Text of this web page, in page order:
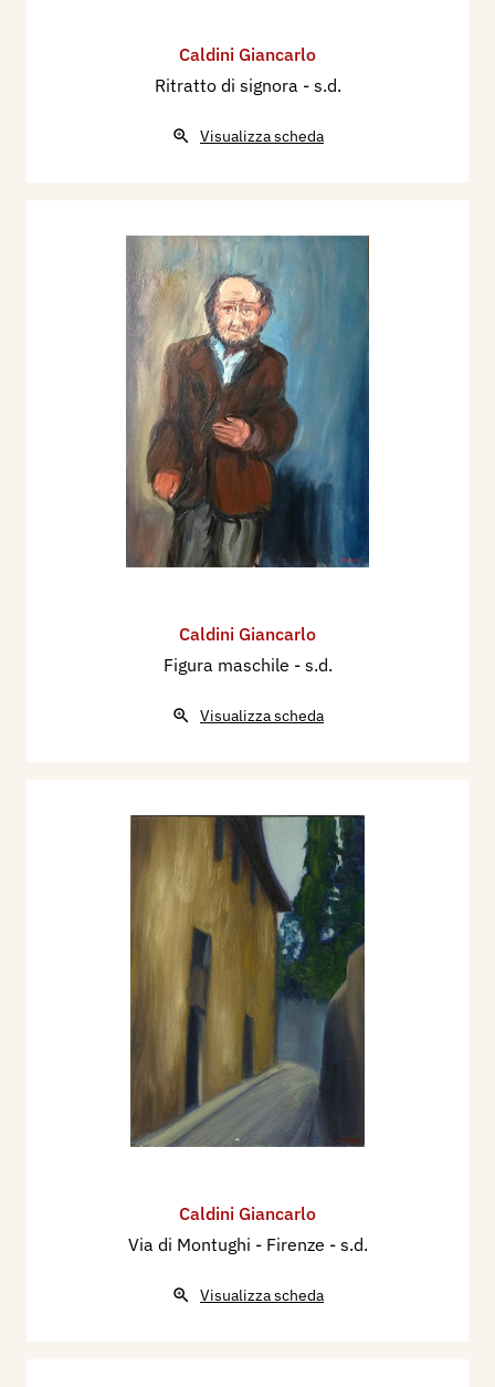
Caldini Giancarlo
Ritratto di signora - s.d.
Visualizza scheda
Caldini Giancarlo
Figura maschile - s.d.
Visualizza scheda
Caldini Giancarlo
Via di Montughi - Firenze - s.d.
Visualizza scheda